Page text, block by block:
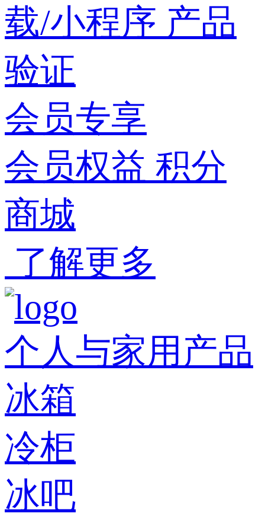
载/小程序 产品
验证
会员专享
会员权益 积分
商城
了解更多
个人与家用产品
冰箱
冷柜
冰吧